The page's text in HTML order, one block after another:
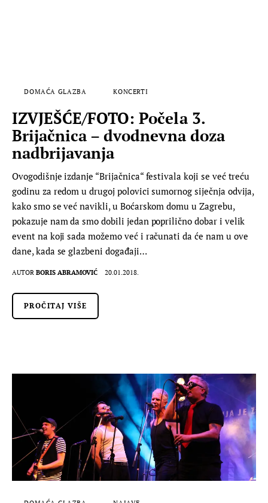
DOMAĆA GLAZBA KONCERTI
IZVJEŠĆE/FOTO: Počela 3.
Brijačnica – dvodnevna doza
nadbrijavanja
Ovogodišnje izdanje “Brijačnica“ festivala koji se već treću
godinu za redom u drugoj polovici sumornog siječnja odvija,
kako smo se već navikli, u Boćarskom domu u Zagrebu,
pokazuje nam da smo dobili jedan poprilično dobar i velik
event na koji sada možemo već i računati da će nam u ove
dane, kada se glazbeni događaji…
AUTOR BORIS ABRAMOVIĆ 20.01.2018.
PROČITAJ VIŠE